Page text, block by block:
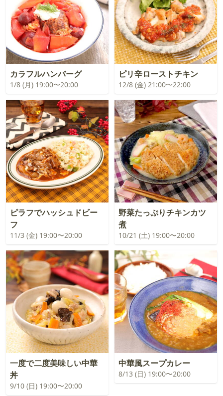
カラフルハンバーグ
1/8 (月) 19:00〜20:00
ピリ辛ローストチキン
12/8 (金) 21:00〜22:00
ピラフでハッシュドビー
フ
11/3 (金) 19:00〜20:00
野菜たっぷりチキンカツ
煮
10/21 (土) 19:00〜20:00
一度で二度美味しい中華
丼
9/10 (日) 19:00〜20:00
中華風スープカレー
8/13 (日) 19:00〜20:00